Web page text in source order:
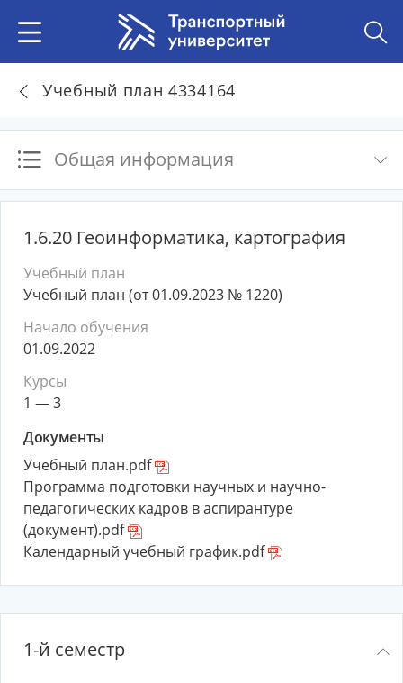
Учебный план 4334164
Общая информация
1.6.20 Геоинформатика, картография
Учебный план
Учебный план (от 01.09.2023 № 1220)
Начало обучения
01.09.2022
Курсы
1 — 3
Документы
Учебный план.pdf
Программа подготовки научных и научно-
педагогических кадров в аспирантуре
(документ).pdf
Календарный учебный график.pdf
1-й семестр